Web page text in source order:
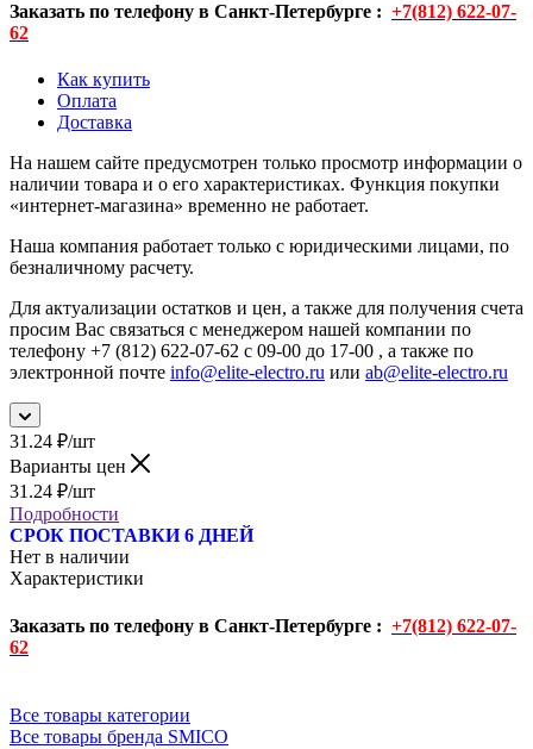
Заказать по телефону в Санкт-Петербурге : +7(812) 622-07-
62
Как купить
Оплата
Доставка
На нашем сайте предусмотрен только просмотр информации о
наличии товара и о его характеристиках. Функция покупки
«интернет-магазина» временно не работает.
Наша компания работает только с юридическими лицами, по
безналичному расчету.
Для актуализации остатков и цен, а также для получения счета
просим Вас связаться с менеджером нашей компании по
телефону +7 (812) 622-07-62 с 09-00 до 17-00 , а также по
электронной почте info@elite-electro.ru или ab@elite-electro.ru
31.24 ₽/шт
Варианты цен
31.24 ₽/шт
Подробности
СРОК ПОСТАВКИ 6 ДНЕЙ
Нет в наличии
Характеристики
Заказать по телефону в Санкт-Петербурге : +7(812) 622-07-
62
Все товары категории
Все товары бренда SMICO